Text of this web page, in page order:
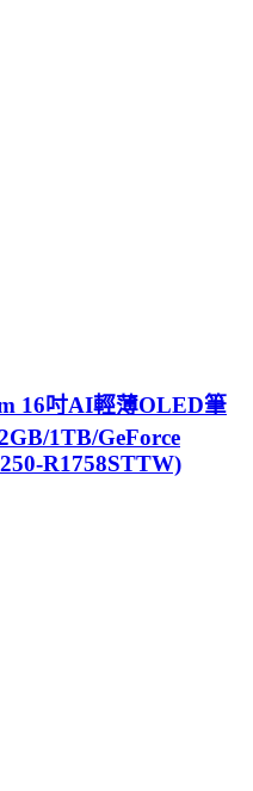
16吋AI輕薄OLED筆
1TB/GeForce
R1758STTW)